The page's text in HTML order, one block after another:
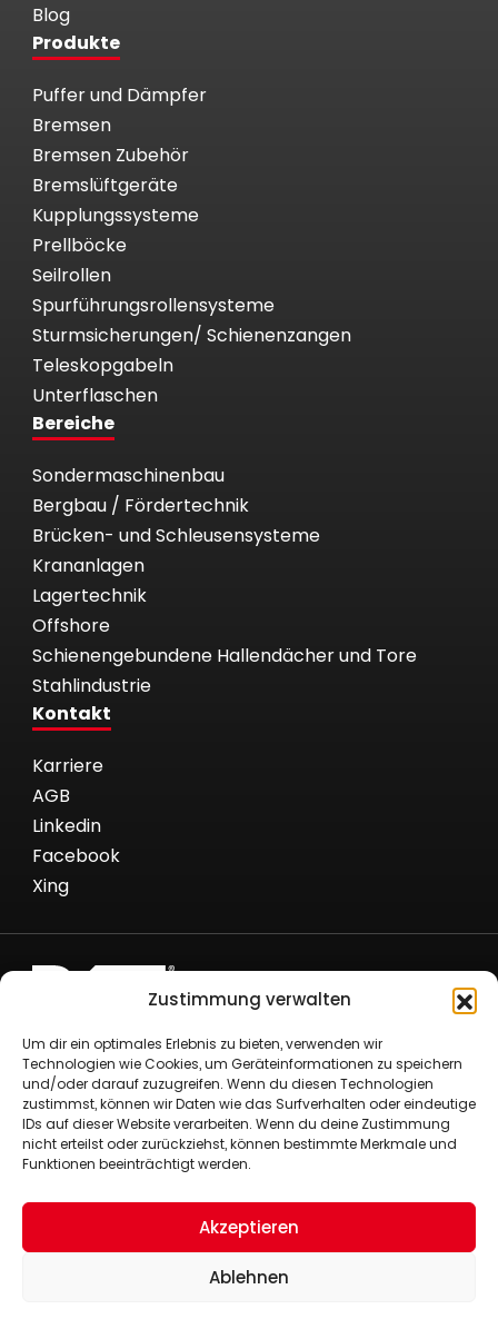
Zustimmung verwalten
Um dir ein optimales Erlebnis zu bieten, verwenden wir
Technologien wie Cookies, um Geräteinformationen zu speichern
und/oder darauf zuzugreifen. Wenn du diesen Technologien
zustimmst, können wir Daten wie das Surfverhalten oder eindeutige
IDs auf dieser Website verarbeiten. Wenn du deine Zustimmung
nicht erteilst oder zurückziehst, können bestimmte Merkmale und
Funktionen beeinträchtigt werden.
Akzeptieren
Ablehnen
Blog
Produkte
Puffer und Dämpfer
Bremsen
Bremsen Zubehör
Bremslüftgeräte
Kupplungssysteme
Prellböcke
Seilrollen
Spurführungsrollensysteme
Sturmsicherungen/ Schienenzangen
Teleskopgabeln
Unterflaschen
Bereiche
Sondermaschinenbau
Bergbau / Fördertechnik
Brücken- und Schleusensysteme
Krananlagen
Lagertechnik
Offshore
Schienengebundene Hallendächer und Tore
Stahlindustrie
Kontakt
Karriere
AGB
Linkedin
Facebook
Xing
Römer Fördertechnik GmbH
Nielandstr. 53
58300 Wetter/Ruhr
+49 (0)2335 80290
+49 (0)2335 8029-29
info@roemer-foerdertechnik.de
Impressum
Datenschutzerklärung
Cookie Policy (EU)